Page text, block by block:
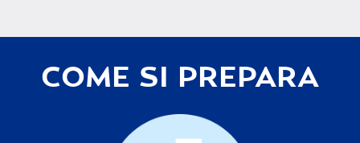
COME SI PREPARA